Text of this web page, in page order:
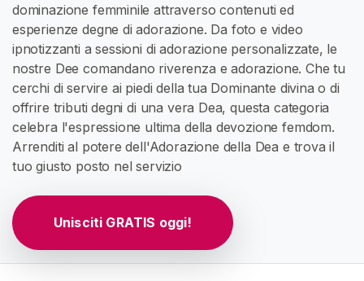
dominazione femminile attraverso contenuti ed
esperienze degne di adorazione. Da foto e video
ipnotizzanti a sessioni di adorazione personalizzate, le
nostre Dee comandano riverenza e adorazione. Che tu
cerchi di servire ai piedi della tua Dominante divina o di
offrire tributi degni di una vera Dea, questa categoria
celebra l'espressione ultima della devozione femdom.
Arrenditi al potere dell'Adorazione della Dea e trova il
tuo giusto posto nel servizio
Unisciti GRATIS oggi!
V
I
T
I
G
R
A
I
S
>
H
o